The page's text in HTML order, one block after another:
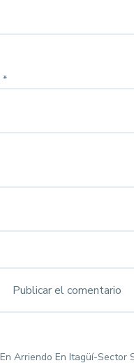
*
Arriendo En Itagüí-Sector